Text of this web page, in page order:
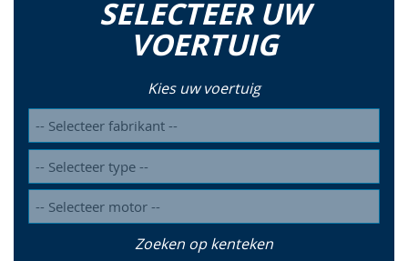
SELECTEER UW
VOERTUIG
Kies uw voertuig
Zoeken op kenteken